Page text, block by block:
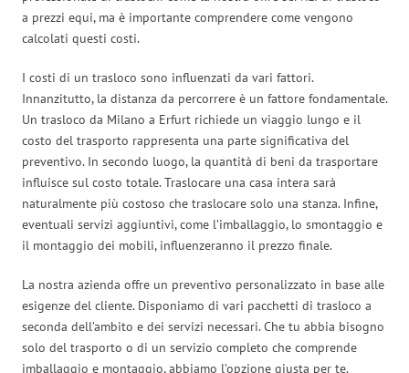
a prezzi equi, ma è importante comprendere come vengono
calcolati questi costi.
I costi di un trasloco sono influenzati da vari fattori.
Innanzitutto, la distanza da percorrere è un fattore fondamentale.
Un trasloco da Milano a Erfurt richiede un viaggio lungo e il
costo del trasporto rappresenta una parte significativa del
preventivo. In secondo luogo, la quantità di beni da trasportare
influisce sul costo totale. Traslocare una casa intera sarà
naturalmente più costoso che traslocare solo una stanza. Infine,
eventuali servizi aggiuntivi, come l’imballaggio, lo smontaggio e
il montaggio dei mobili, influenzeranno il prezzo finale.
La nostra azienda offre un preventivo personalizzato in base alle
esigenze del cliente. Disponiamo di vari pacchetti di trasloco a
seconda dell’ambito e dei servizi necessari. Che tu abbia bisogno
solo del trasporto o di un servizio completo che comprende
imballaggio e montaggio, abbiamo l’opzione giusta per te.